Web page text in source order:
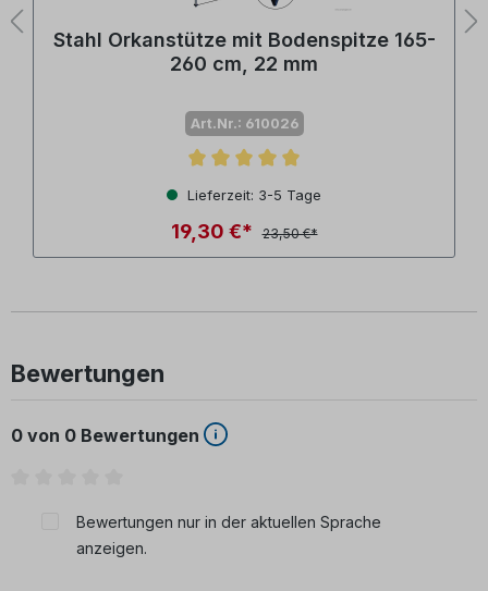
Stahl Orkanstütze mit Bodenspitze 165-
260 cm, 22 mm
Art.Nr.: 610026
Durchschnittliche Bewertung von 5 von 5 Sternen
Lieferzeit: 3-5 Tage
19,30 €* 23,50 €*
Bewertungen
0 von 0 Bewertungen
Bewertungen nur in der aktuellen Sprache
anzeigen.